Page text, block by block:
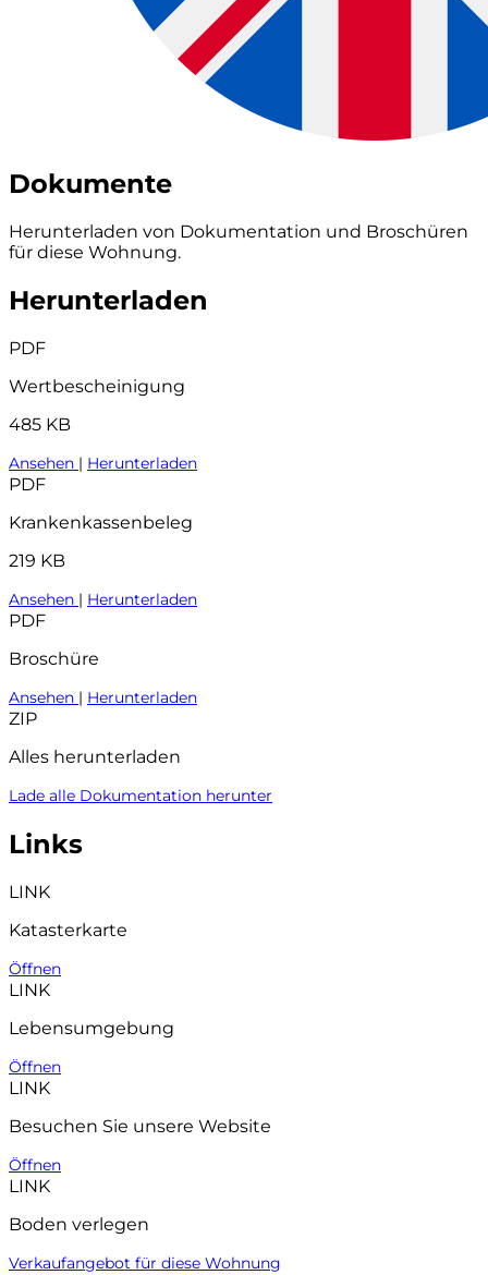
Dokumente
Herunterladen von Dokumentation und Broschüren
für diese Wohnung.
Herunterladen
PDF
Wertbescheinigung
485 KB
Ansehen | Herunterladen
PDF
Krankenkassenbeleg
219 KB
Ansehen | Herunterladen
PDF
Broschüre
Ansehen | Herunterladen
ZIP
Alles herunterladen
Lade alle Dokumentation herunter
Links
LINK
Katasterkarte
Öffnen
LINK
Lebensumgebung
Öffnen
LINK
Besuchen Sie unsere Website
Öffnen
LINK
Boden verlegen
Verkaufangebot für diese Wohnung